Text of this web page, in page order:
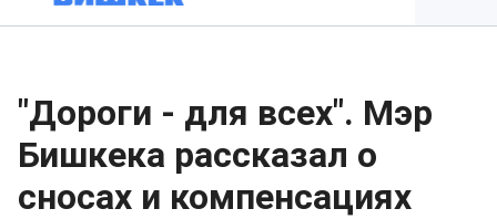
"Дороги - для всех". Мэр
Бишкека рассказал о
сносах и компенсациях